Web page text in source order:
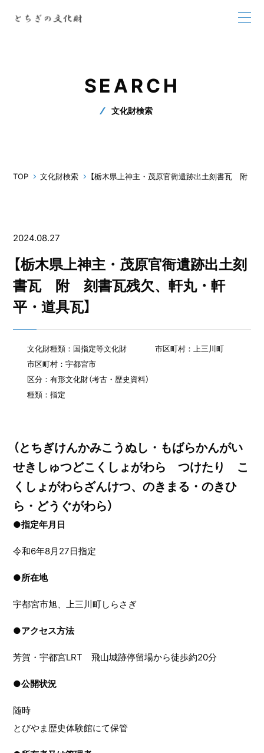
SEARCH
文化財検索
TOP 文化財検索 【栃木県上神主・茂原官衙遺跡出土刻書瓦 附 刻
2024.08.27
【栃木県上神主・茂原官衙遺跡出土刻
書瓦 附 刻書瓦残欠、軒丸・軒
平・道具瓦】
文化財種類：国指定等文化財
市区町村：上三川町
市区町村：宇都宮市
区分：有形文化財（考古・歴史資料）
種類：指定
（とちぎけんかみこうぬし・もばらかんがい
せきしゅつどこくしょがわら つけたり こ
くしょがわらざんけつ、のきまる・のきひ
ら・どうぐがわら）
●指定年月日
令和6年8月27日指定
●所在地
宇都宮市旭、上三川町しらさぎ
●アクセス方法
芳賀・宇都宮LRT 飛山城跡停留場から徒歩約20分
●公開状況
随時
とびやま歴史体験館にて保管